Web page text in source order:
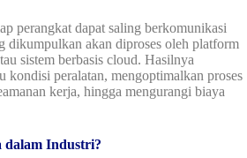
perangkat dapat saling berkomunikasi
dikumpulkan akan diproses oleh platform
sistem berbasis cloud. Hasilnya
kondisi peralatan, mengoptimalkan proses
kerja, hingga mengurangi biaya
dalam Industri?